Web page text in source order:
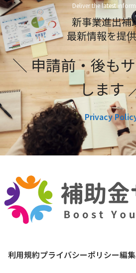
Deliver the latest
新事業進出補
最新情報を提
＼ 申請前・後も
します
Privacy
利用規約プライバシーポリシー編